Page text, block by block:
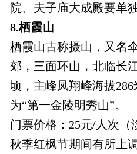
院、夫子庙大成殿要单
8.栖霞山
栖霞山古称摄山，又名
郊，三面环山，北临长
顷，主峰凤翔峰海拔
为“第一金陵明秀山”。
门票价格：25元/人次（
秋季红枫节期间有所上